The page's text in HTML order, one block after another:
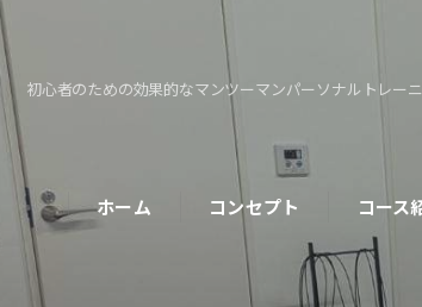
初心者のための効果的なマンツーマンパーソナルトレー
ホーム コンセプト コース
パーソナ